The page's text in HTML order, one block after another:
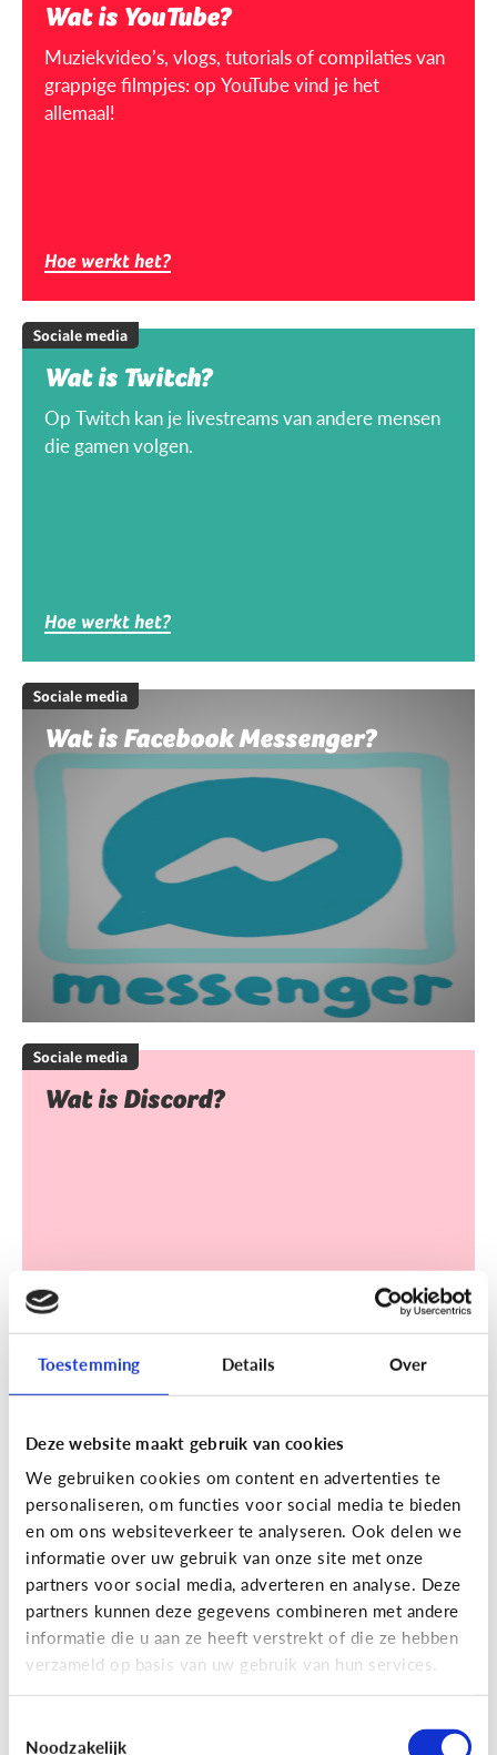
Toestemming Details Over
Deze website maakt gebruik van cookies
We gebruiken cookies om content en advertenties te
personaliseren, om functies voor social media te bieden
en om ons websiteverkeer te analyseren. Ook delen we
informatie over uw gebruik van onze site met onze
partners voor social media, adverteren en analyse. Deze
partners kunnen deze gegevens combineren met andere
informatie die u aan ze heeft verstrekt of die ze hebben
verzameld op basis van uw gebruik van hun services.
Noodzakelijk
Wat is YouTube?
Muziekvideo’s, vlogs, tutorials of compilaties van
grappige filmpjes: op YouTube vind je het
allemaal!
Hoe werkt het?
Sociale media
Wat is Twitch?
Op Twitch kan je livestreams van andere mensen
die gamen volgen.
Hoe werkt het?
Sociale media
Wat is Facebook Messenger?
Sociale media
Wat is Discord?
[Klik & Print]Een account
aanmaken op TikTok? Doe de
TikTok check!
Ontdek de checklist!